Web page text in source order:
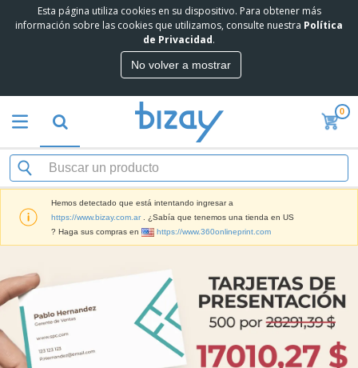
Esta página utiliza cookies en su dispositivo. Para obtener más
información sobre las cookies que utilizamos, consulte nuestra Política
de Privacidad.
No volver a mostrar
0
Hemos detectado que está intentando ingresar a
https://www.bizay.com.ar
. ¿Sabía que tenemos una tienda en US
? Haga sus compras en
https://www.360onlineprint.com